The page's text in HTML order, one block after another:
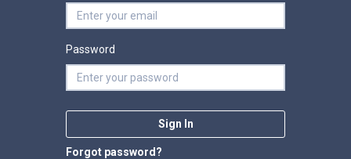
Password
Sign In
Forgot password?